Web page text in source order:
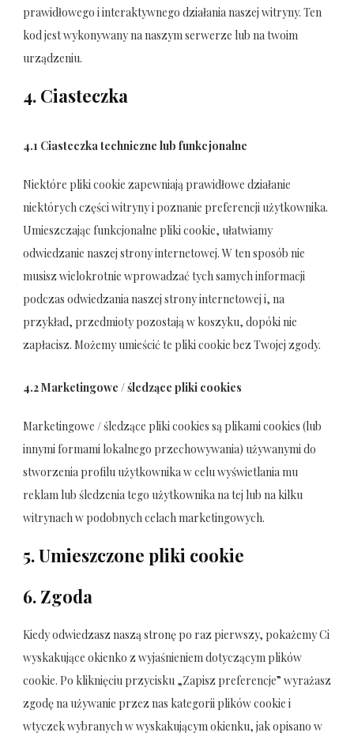
prawidłowego i interaktywnego działania naszej witryny. Ten
kod jest wykonywany na naszym serwerze lub na twoim
urządzeniu.
4. Ciasteczka
4.1 Ciasteczka techniczne lub funkcjonalne
Niektóre pliki cookie zapewniają prawidłowe działanie
niektórych części witryny i poznanie preferencji użytkownika.
Umieszczając funkcjonalne pliki cookie, ułatwiamy
odwiedzanie naszej strony internetowej. W ten sposób nie
musisz wielokrotnie wprowadzać tych samych informacji
podczas odwiedzania naszej strony internetowej i, na
przykład, przedmioty pozostają w koszyku, dopóki nie
zapłacisz. Możemy umieścić te pliki cookie bez Twojej zgody.
4.2 Marketingowe / śledzące pliki cookies
Marketingowe / śledzące pliki cookies są plikami cookies (lub
innymi formami lokalnego przechowywania) używanymi do
stworzenia profilu użytkownika w celu wyświetlania mu
reklam lub śledzenia tego użytkownika na tej lub na kilku
witrynach w podobnych celach marketingowych.
5. Umieszczone pliki cookie
6. Zgoda
Kiedy odwiedzasz naszą stronę po raz pierwszy, pokażemy Ci
wyskakujące okienko z wyjaśnieniem dotyczącym plików
cookie. Po kliknięciu przycisku „Zapisz preferencje” wyrażasz
zgodę na używanie przez nas kategorii plików cookie i
wtyczek wybranych w wyskakującym okienku, jak opisano w